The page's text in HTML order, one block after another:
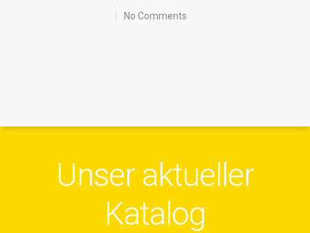
No Comments
Unser aktueller
Katalog